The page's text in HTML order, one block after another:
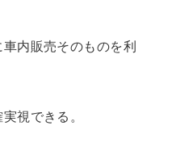
内販売そのものを利
視できる。